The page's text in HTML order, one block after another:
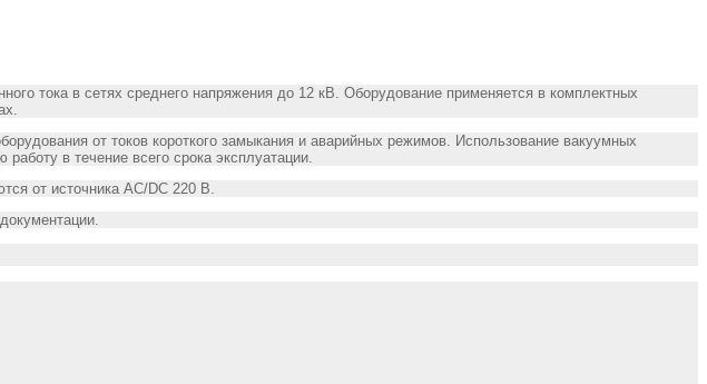
тока в сетях среднего напряжения до 12 кВ. Оборудование применяется в комплектных
от токов короткого замыкания и аварийных режимов. Использование вакуумных
в течение всего срока эксплуатации.
от источника AC/DC 220 В.